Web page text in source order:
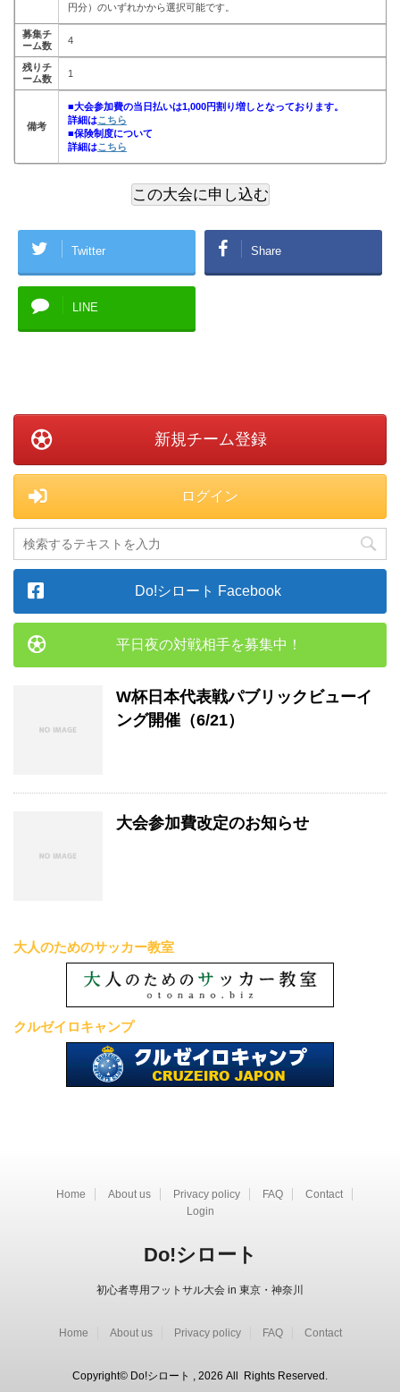
円分）のいずれかから選択可能です。
募集チ
ーム数
4
残りチ
ーム数
1
備考
■大会参加費の当日払いは1,000円割り増しとなっております。
詳細はこちら
■保険制度について
詳細はこちら
Twitter Share
LINE
新規チーム登録
ログイン
Do!シロート Facebook
平日夜の対戦相手を募集中！
W杯日本代表戦パブリックビューイ
ング開催（6/21）
大会参加費改定のお知らせ
大人のためのサッカー教室
クルゼイロキャンプ
Home About us Privacy policy FAQ
Contact
Login
Do!シロート
初心者専用フットサル大会 in 東京・神奈川
Home About us Privacy policy FAQ Contact
Copyright© Do!シロート , 2026 All Rights Reserved.